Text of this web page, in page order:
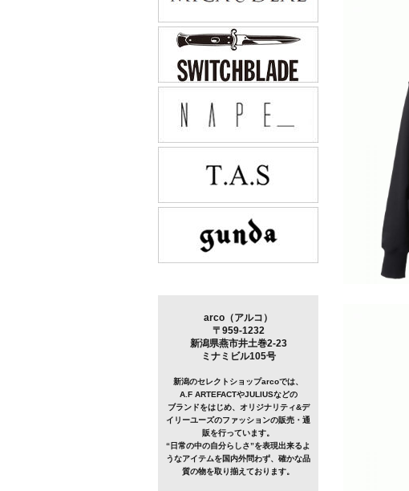
arco（アルコ）
〒959-1232
新潟県燕市井土巻2-23
ミナミビル105号
新潟のセレクトショップarcoでは、
A.F ARTEFACTやJULIUSなどの
ブランドをはじめ、オリジナリティ&デ
イリーユーズのファッションの販売・通
販を行っています。
“日常の中の自分らしさ”を表現出来るよ
うなアイテムを国内外問わず、確かな品
質の物を取り揃えております。